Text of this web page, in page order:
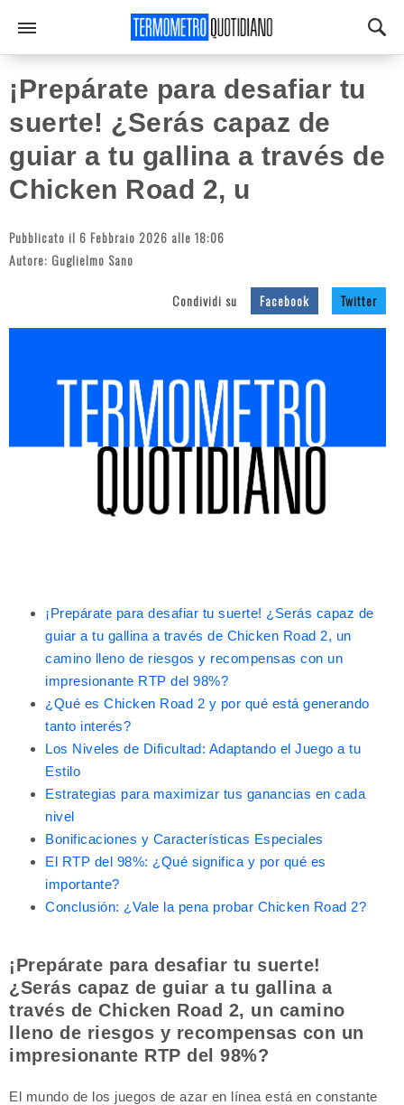
¡Prepárate para desafiar tu
suerte! ¿Serás capaz de
guiar a tu gallina a través de
Chicken Road 2, u
Pubblicato il 6 Febbraio 2026 alle 18:06
Autore: Guglielmo Sano
Condividi su Facebook Twitter
¡Prepárate para desafiar tu suerte! ¿Serás capaz de
guiar a tu gallina a través de Chicken Road 2, un
camino lleno de riesgos y recompensas con un
impresionante RTP del 98%?
¿Qué es Chicken Road 2 y por qué está generando
tanto interés?
Los Niveles de Dificultad: Adaptando el Juego a tu
Estilo
Estrategias para maximizar tus ganancias en cada
nivel
Bonificaciones y Características Especiales
El RTP del 98%: ¿Qué significa y por qué es
importante?
Conclusión: ¿Vale la pena probar Chicken Road 2?
¡Prepárate para desafiar tu suerte!
¿Serás capaz de guiar a tu gallina a
través de Chicken Road 2, un camino
lleno de riesgos y recompensas con un
impresionante RTP del 98%?
El mundo de los juegos de azar en línea está en constante